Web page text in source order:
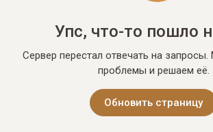
Упс, что-то пошло
Сервер перестал отвечать на
проблемы и решаем её.
Обновить страницу